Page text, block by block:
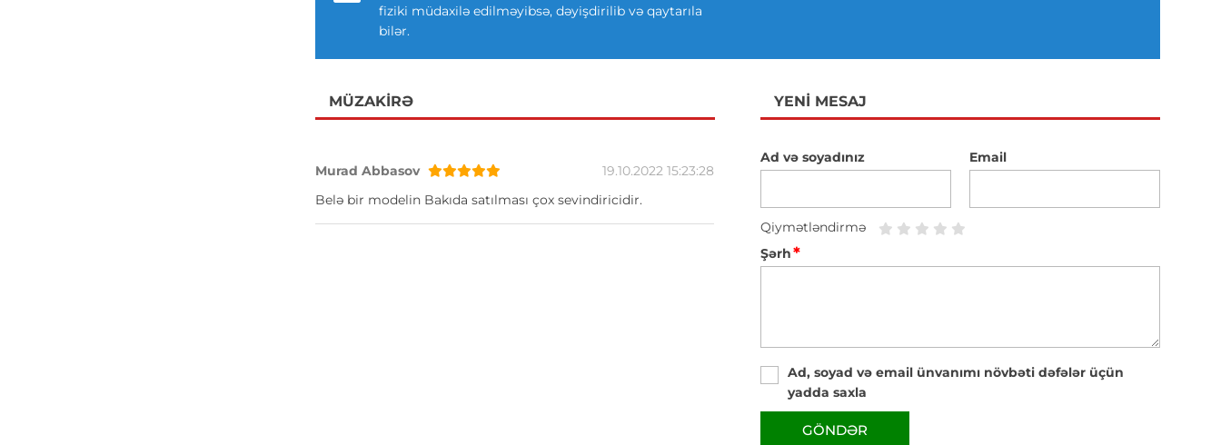
fiziki müdaxilə edilməyibsə, dəyişdirilib və qaytarıla
bilər.
MÜZAKIRƏ
Murad Abbasov
19.10.2022 15:23:28
Belə bir modelin Bakıda satılması çox sevindiricidir.
YENI MESAJ
Ad və soyadınız Email
Qiymətləndirmə
Şərh*
Ad, soyad və email ünvanımı növbəti dəfələr üçün
yadda saxla
GÖNDƏR